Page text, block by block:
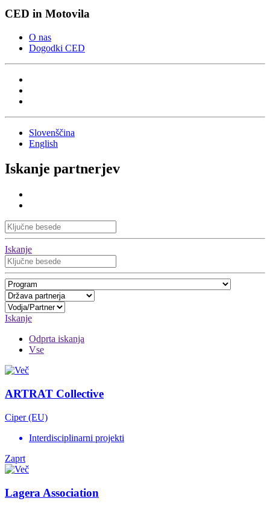
CED in Motovila
O nas
Dogodki CED
Slovenščina
English
Iskanje partnerjev
Iskanje
Iskanje
Odprta iskanja
Vse
ARTRAT Collective
Ciper (EU)
Interdisciplinarni projekti
Zaprt
Lagera Association